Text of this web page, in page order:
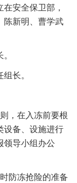
安全保卫部，
陈新明、曹学武
长。
，在入冻前要根
设备、设施进行
领导小组办公
防冻抢险的准备